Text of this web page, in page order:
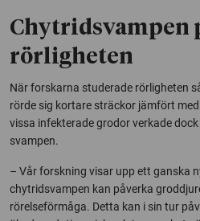
Chytridsvampen
rörligheten
När forskarna studerade rörligheten
rörde sig kortare sträckor jämfört
vissa infekterade grodor verkade
svampen.
– Vår forskning visar upp ett ganska
chytridsvampen kan påverka
rörelseförmåga. Detta kan i sin tur